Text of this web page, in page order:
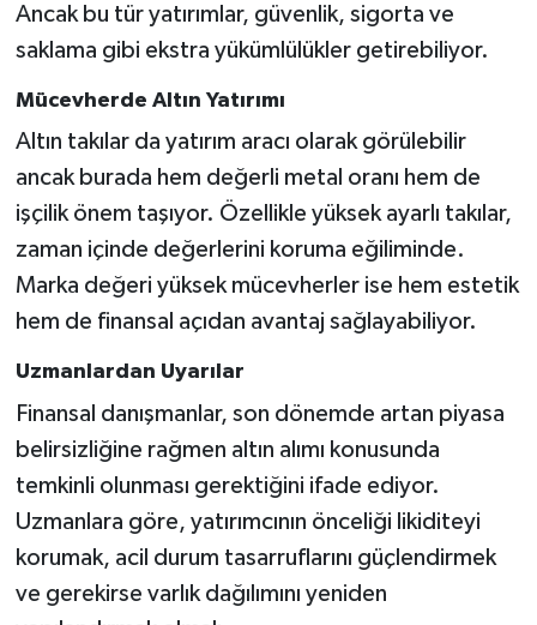
Ancak bu tür yatırımlar, güvenlik, sigorta ve
saklama gibi ekstra yükümlülükler getirebiliyor.
Mücevherde Altın Yatırımı
Altın takılar da yatırım aracı olarak görülebilir
ancak burada hem değerli metal oranı hem de
işçilik önem taşıyor. Özellikle yüksek ayarlı takılar,
zaman içinde değerlerini koruma eğiliminde.
Marka değeri yüksek mücevherler ise hem estetik
hem de finansal açıdan avantaj sağlayabiliyor.
Uzmanlardan Uyarılar
Finansal danışmanlar, son dönemde artan piyasa
belirsizliğine rağmen altın alımı konusunda
temkinli olunması gerektiğini ifade ediyor.
Uzmanlara göre, yatırımcının önceliği likiditeyi
korumak, acil durum tasarruflarını güçlendirmek
ve gerekirse varlık dağılımını yeniden